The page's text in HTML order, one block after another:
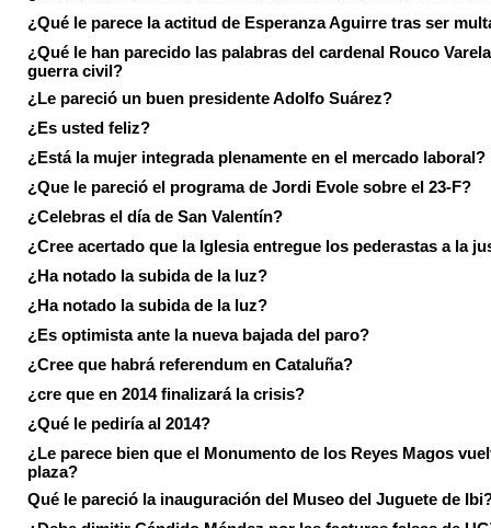
¿Qué le parece la actitud de Esperanza Aguirre tras ser
¿Qué le han parecido las palabras del cardenal Rouco
guerra civil?
¿Le pareció un buen presidente Adolfo Suárez?
¿Es usted feliz?
¿Está la mujer integrada plenamente en el mercado laboral?
¿Que le pareció el programa de Jordi Evole sobre el 23-F?
¿Celebras el día de San Valentín?
¿Cree acertado que la Iglesia entregue los pederastas a la
¿Ha notado la subida de la luz?
¿Ha notado la subida de la luz?
¿Es optimista ante la nueva bajada del paro?
¿Cree que habrá referendum en Cataluña?
¿cre que en 2014 finalizará la crisis?
¿Qué le pediría al 2014?
¿Le parece bien que el Monumento de los Reyes Magos
plaza?
Qué le pareció la inauguración del Museo del Juguete de